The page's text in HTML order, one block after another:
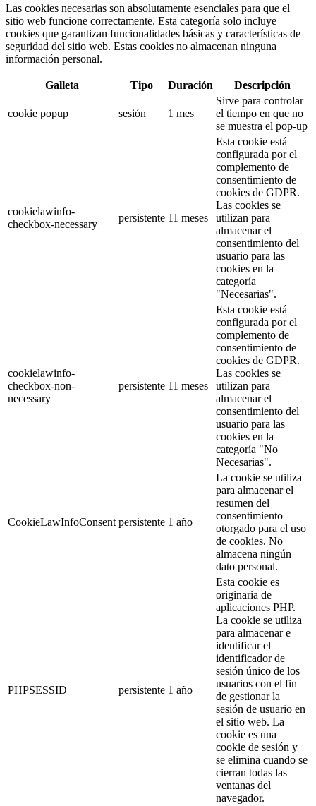
Las cookies necesarias son absolutamente esenciales para que el
sitio web funcione correctamente. Esta categoría solo incluye
cookies que garantizan funcionalidades básicas y características de
seguridad del sitio web. Estas cookies no almacenan ninguna
información personal.
Galleta Tipo Duración Descripción
cookie popup sesión 1 mes
Sirve para controlar
el tiempo en que no
se muestra el pop-up
cookielawinfo-
checkbox-necessary
persistente 11 meses
Esta cookie está
configurada por el
complemento de
consentimiento de
cookies de GDPR.
Las cookies se
utilizan para
almacenar el
consentimiento del
usuario para las
cookies en la
categoría
"Necesarias".
cookielawinfo-
checkbox-non-
necessary
persistente 11 meses
Esta cookie está
configurada por el
complemento de
consentimiento de
cookies de GDPR.
Las cookies se
utilizan para
almacenar el
consentimiento del
usuario para las
cookies en la
categoría "No
Necesarias".
CookieLawInfoConsent persistente 1 año
La cookie se utiliza
para almacenar el
resumen del
consentimiento
otorgado para el uso
de cookies. No
almacena ningún
dato personal.
PHPSESSID persistente 1 año
Esta cookie es
originaria de
aplicaciones PHP.
La cookie se utiliza
para almacenar e
identificar el
identificador de
sesión único de los
usuarios con el fin
de gestionar la
sesión de usuario en
el sitio web. La
cookie es una
cookie de sesión y
se elimina cuando se
cierran todas las
ventanas del
navegador.